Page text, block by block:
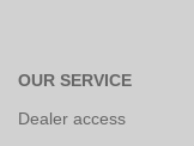
OUR SERVICE
Dealer access